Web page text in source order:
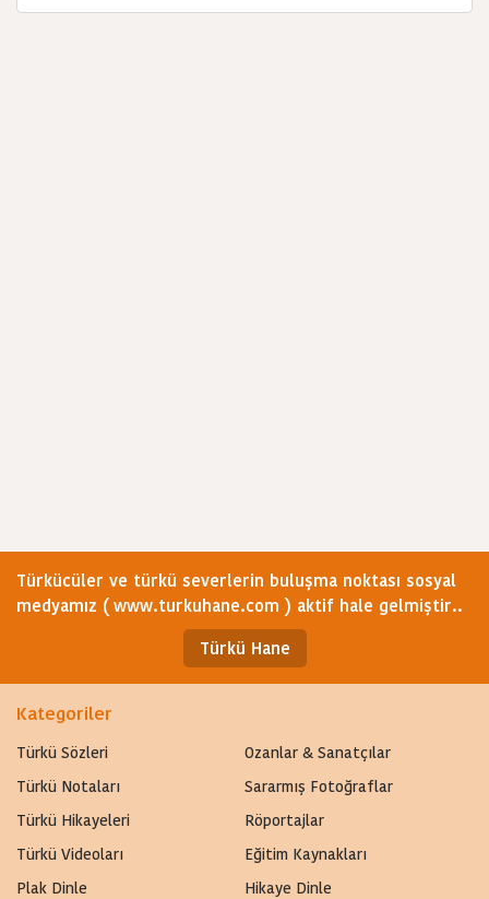
Türkücüler ve türkü severlerin buluşma noktası sosyal
medyamız ( www.turkuhane.com ) aktif hale gelmiştir..
Türkü Hane
Kategoriler
Türkü Sözleri
Ozanlar & Sanatçılar
Türkü Notaları
Sararmış Fotoğraflar
Türkü Hikayeleri
Röportajlar
Türkü Videoları
Eğitim Kaynakları
Plak Dinle
Hikaye Dinle